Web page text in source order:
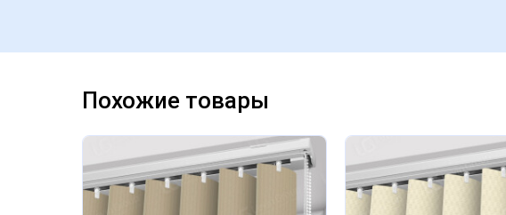
Похожие товары